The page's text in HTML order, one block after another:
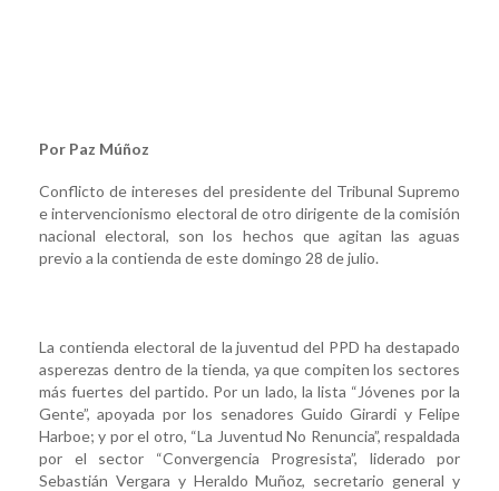
Por Paz Múñoz
Conflicto de intereses del presidente del Tribunal Supremo
e intervencionismo electoral de otro dirigente de la comisión
nacional electoral, son los hechos que agitan las aguas
previo a la contienda de este domingo 28 de julio.
La contienda electoral de la juventud del PPD ha destapado
asperezas dentro de la tienda, ya que compiten los sectores
más fuertes del partido. Por un lado, la lista “Jóvenes por la
Gente”, apoyada por los senadores Guido Girardi y Felipe
Harboe; y por el otro, “La Juventud No Renuncia”, respaldada
por el sector “Convergencia Progresista”, liderado por
Sebastián Vergara y Heraldo Muñoz, secretario general y